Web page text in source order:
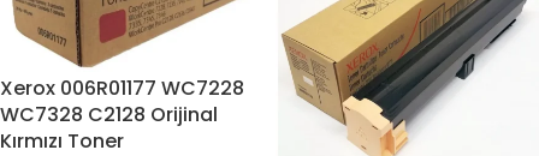
Xerox 006R01177 WC7228
WC7328 C2128 Orijinal
Kırmızı Toner